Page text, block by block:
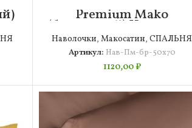
Premium Mako
(бирюзовый) Наволочка
50х70
Наволочки,Макосатин,СПАЛЬНЯ
Артикул: Нав-Пм-бр-50х70
1120,00₽